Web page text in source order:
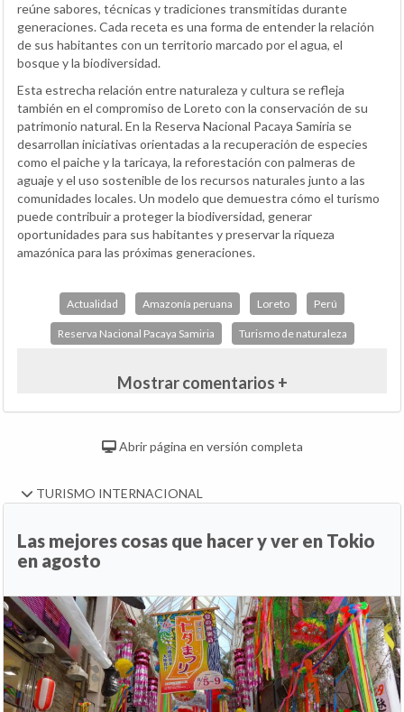
reúne sabores, técnicas y tradiciones transmitidas durante
generaciones. Cada receta es una forma de entender la relación
de sus habitantes con un territorio marcado por el agua, el
bosque y la biodiversidad.
Esta estrecha relación entre naturaleza y cultura se refleja
también en el compromiso de Loreto con la conservación de su
patrimonio natural. En la Reserva Nacional Pacaya Samiria se
desarrollan iniciativas orientadas a la recuperación de especies
como el paiche y la taricaya, la reforestación con palmeras de
aguaje y el uso sostenible de los recursos naturales junto a las
comunidades locales. Un modelo que demuestra cómo el turismo
puede contribuir a proteger la biodiversidad, generar
oportunidades para sus habitantes y preservar la riqueza
amazónica para las próximas generaciones.
Actualidad Amazonía peruana Loreto Perú
Reserva Nacional Pacaya Samiria Turismo de naturaleza
Mostrar comentarios +
Abrir página en versión completa
TURISMO INTERNACIONAL
Las mejores cosas que hacer y ver en Tokio
en agosto
Anterior